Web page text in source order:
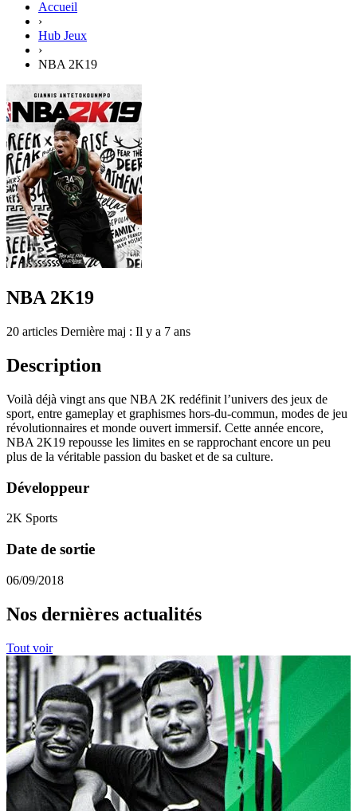
Accueil
›
Hub Jeux
›
NBA 2K19
NBA 2K19
20 articles Dernière maj : Il y a 7 ans
Description
Voilà déjà vingt ans que NBA 2K redéfinit l’univers des jeux de
sport, entre gameplay et graphismes hors-du-commun, modes de jeu
révolutionnaires et monde ouvert immersif. Cette année encore,
NBA 2K19 repousse les limites en se rapprochant encore un peu
plus de la véritable passion du basket et de sa culture.
Développeur
2K Sports
Date de sortie
06/09/2018
Nos dernières actualités
Tout voir